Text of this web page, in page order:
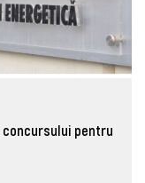
pentru